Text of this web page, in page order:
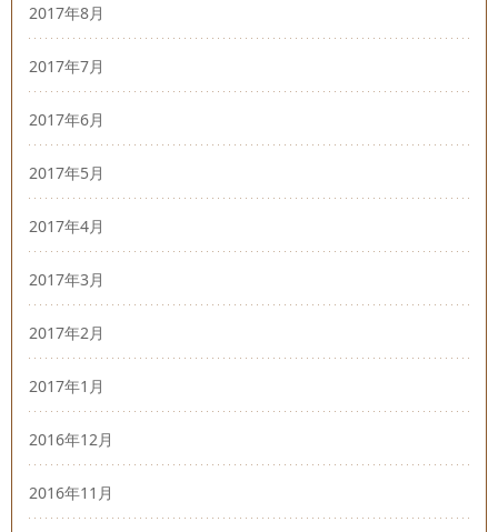
2017年8月
2017年7月
2017年6月
2017年5月
2017年4月
2017年3月
2017年2月
2017年1月
2016年12月
2016年11月